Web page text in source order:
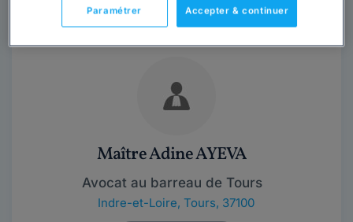
Trouver un avocat
Maître Adine AYEVA
Avocat au barreau de Tours
Indre-et-Loire, Tours, 37100
Accepter & continuer
Paramétrer